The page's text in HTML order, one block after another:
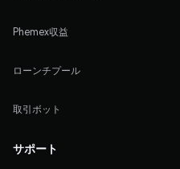
Phemex収益
ローンチプール
取引ボット
サポート